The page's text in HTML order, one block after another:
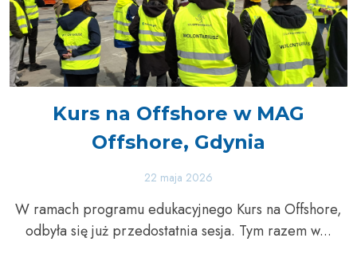
Kurs na Offshore w MAG
Offshore, Gdynia
22 maja 2026
W ramach programu edukacyjnego Kurs na Offshore,
odbyła się już przedostatnia sesja. Tym razem w...